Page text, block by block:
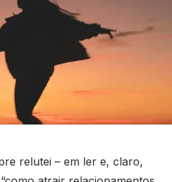
relutei – em ler e, claro,